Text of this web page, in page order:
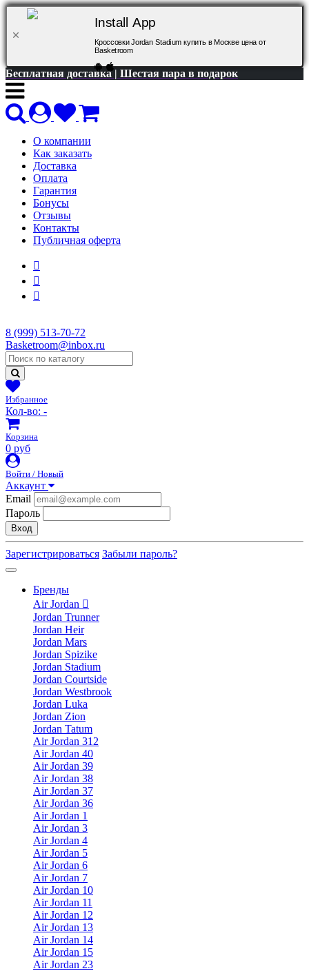
Install App
Кроссовки Jordan Stadium купить в Москве цена от
Basketroom
Бесплатная доставка | Шестая пара в подарок
О компании
Как заказать
Доставка
Оплата
Гарантия
Бонусы
Отзывы
Контакты
Публичная оферта
8 (999) 513-70-72
Basketroom@inbox.ru
Избранное
Кол-во: -
Корзина
0 руб
Войти / Новый
Аккаунт
Email
Пароль
Вход
Зарегистрироваться Забыли пароль?
Бренды
Air Jordan
Jordan Trunner
Jordan Heir
Jordan Mars
Jordan Spizike
Jordan Stadium
Jordan Courtside
Jordan Westbrook
Jordan Luka
Jordan Zion
Jordan Tatum
Air Jordan 312
Air Jordan 40
Air Jordan 39
Air Jordan 38
Air Jordan 37
Air Jordan 36
Air Jordan 1
Air Jordan 3
Air Jordan 4
Air Jordan 5
Air Jordan 6
Air Jordan 7
Air Jordan 10
Air Jordan 11
Air Jordan 12
Air Jordan 13
Air Jordan 14
Air Jordan 15
Air Jordan 23